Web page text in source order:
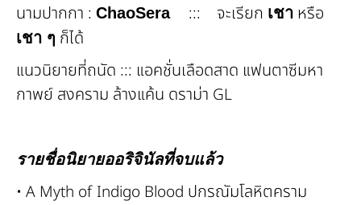
นามปากกา : ChaoSera ::: จะเรียก เชา หรือ
เชา ๆ ก็ได้
แนวนิยายที่ถนัด ::: แอคชั่นเลือดสาด แฟนตาซีมหา
กาพย์ สงคราม ล้างแค้น ดราม่า GL
รายชื่อนิยายออริจินัลที่จบแล้ว
• A Myth of Indigo Blood ปกรณัมโลหิตคราม